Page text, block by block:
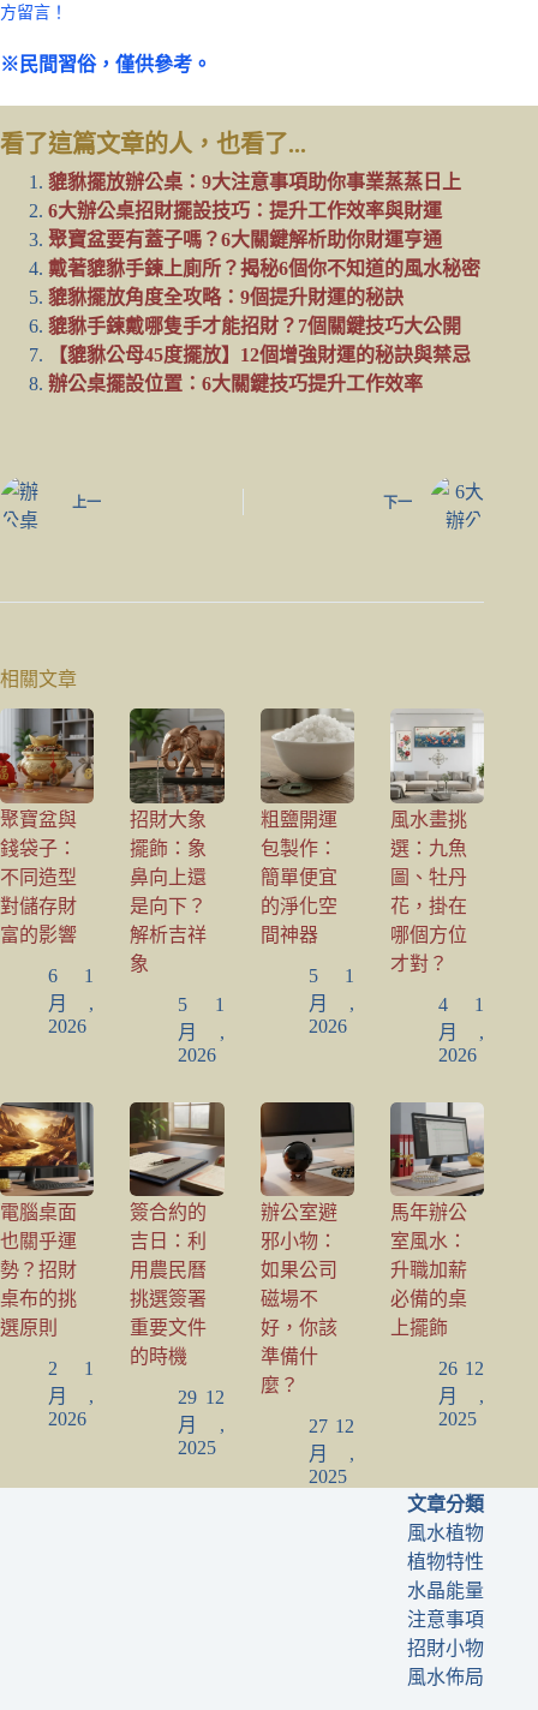
方留言！
※民間習俗，僅供參考。
看了這篇文章的人，也看了...
貔貅擺放辦公桌：9大注意事項助你事業蒸蒸日上
6大辦公桌招財擺設技巧：提升工作效率與財運
聚寶盆要有蓋子嗎？6大關鍵解析助你財運亨通
戴著貔貅手鍊上廁所？揭秘6個你不知道的風水秘密
貔貅擺放角度全攻略：9個提升財運的秘訣
貔貅手鍊戴哪隻手才能招財？7個關鍵技巧大公開
【貔貅公母45度擺放】12個增強財運的秘訣與禁忌
辦公桌擺設位置：6大關鍵技巧提升工作效率
上一 下一
相關文章
聚寶盆與
錢袋子：
不同造型
對儲存財
富的影響
6 1
月,
2026
招財大象
擺飾：象
鼻向上還
是向下？
解析吉祥
象
5 1
月,
2026
粗鹽開運
包製作：
簡單便宜
的淨化空
間神器
5 1
月,
2026
風水畫挑
選：九魚
圖、牡丹
花，掛在
哪個方位
才對？
4 1
月,
2026
電腦桌面
也關乎運
勢？招財
桌布的挑
選原則
2 1
月,
2026
簽合約的
吉日：利
用農民曆
挑選簽署
重要文件
的時機
29 12
月,
2025
辦公室避
邪小物：
如果公司
磁場不
好，你該
準備什
麼？
27 12
月,
2025
馬年辦公
室風水：
升職加薪
必備的桌
上擺飾
26 12
月,
2025
文章分類
風水植物
植物特性
水晶能量
注意事項
招財小物
風水佈局